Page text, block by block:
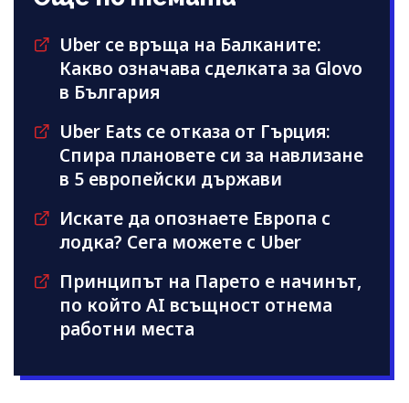
Uber се връща на Балканите:
Какво означава сделката за Glovo
в България
Uber Eats се отказа от Гърция:
Спира плановете си за навлизане
в 5 европейски държави
Искате да опознаете Европа с
лодка? Сега можете с Uber
Принципът на Парето е начинът,
по който AI всъщност отнема
работни места